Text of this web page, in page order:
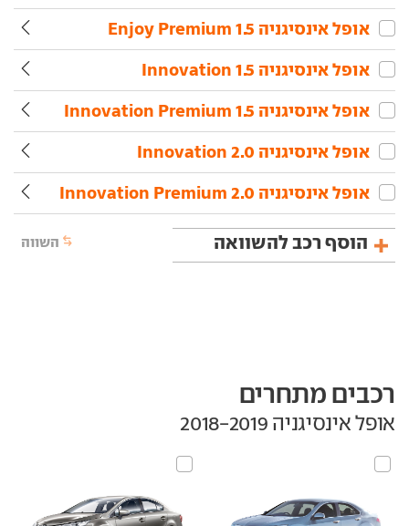
אופל‏ אינסיגניה‏ 1.5 Enjoy Premium
אופל‏ אינסיגניה‏ 1.5 Innovation
אופל‏ אינסיגניה‏ 1.5 Innovation Premium
אופל‏ אינסיגניה‏ 2.0 Innovation
אופל‏ אינסיגניה‏ 2.0 Innovation Premium
הוסף רכב להשוואה השווה
רכבים מתחרים
אופל אינסיגניה‏ 2018-2019